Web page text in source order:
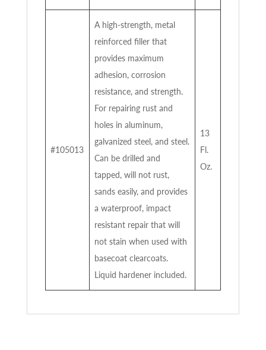
#105013
A high-strength, metal
reinforced filler that
provides maximum
adhesion, corrosion
resistance, and strength.
For repairing rust and
holes in aluminum,
galvanized steel, and steel.
Can be drilled and
tapped, will not rust,
sands easily, and provides
a waterproof, impact
resistant repair that will
not stain when used with
basecoat clearcoats.
Liquid hardener included.
13
Fl.
Oz.